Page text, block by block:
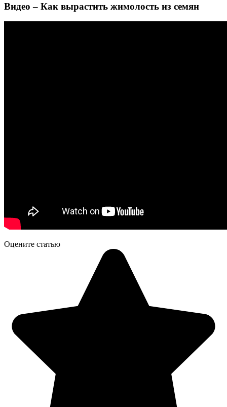
Видео – Как вырастить жимолость из семян
Оцените статью